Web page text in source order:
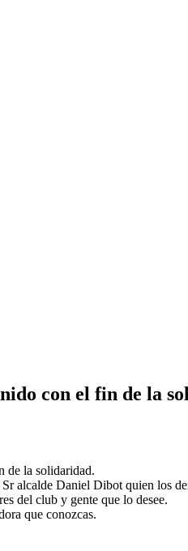
con el fin de la
de la solidaridad.
alcalde Daniel Dibot quien los
del club y gente que lo desee.
que conozcas.